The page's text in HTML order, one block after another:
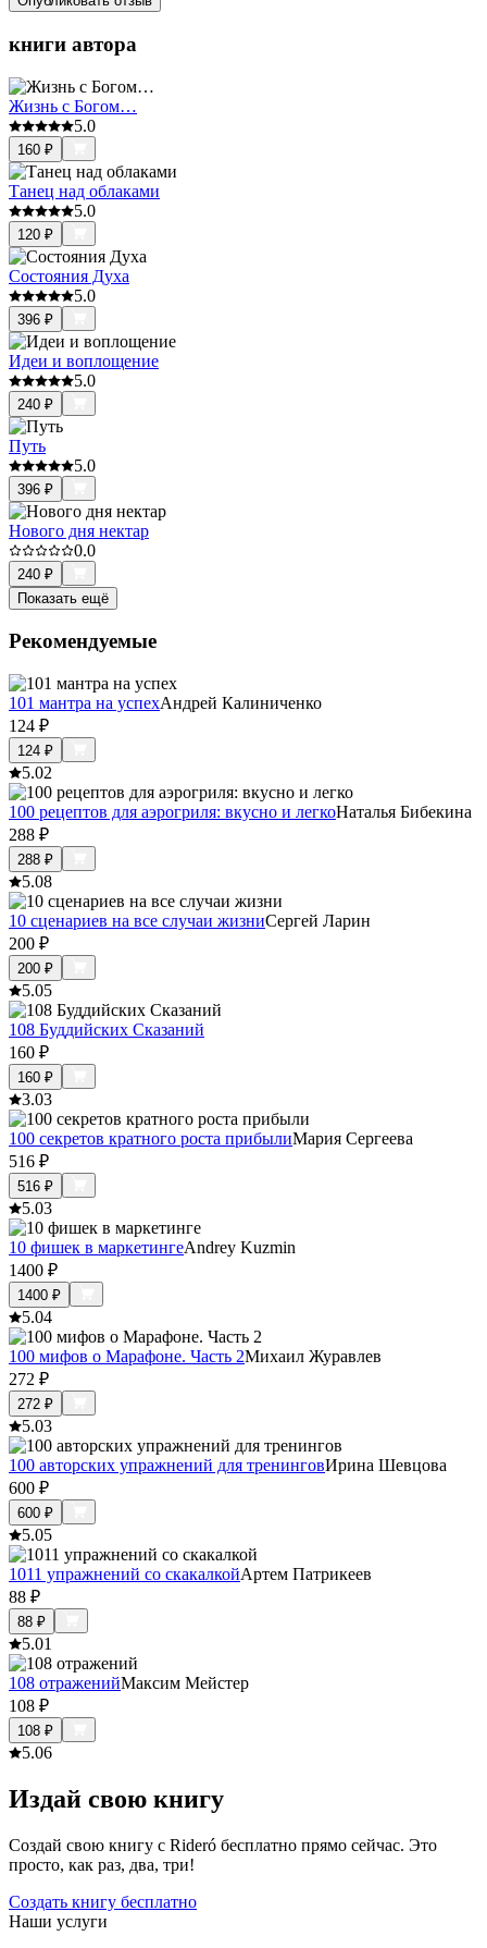
книги автора
Жизнь с Богом…
5.0
160 ₽
Танец над облаками
5.0
120 ₽
Состояния Духа
5.0
396 ₽
Идеи и воплощение
5.0
240 ₽
Путь
5.0
396 ₽
Нового дня нектар
0.0
240 ₽
Показать ещё
Рекомендуемые
101 мантра на успехАндрей Калиниченко
124 ₽
124 ₽
5.02
100 рецептов для аэрогриля: вкусно и легкоНаталья Бибекина
288 ₽
288 ₽
5.08
10 сценариев на все случаи жизниСергей Ларин
200 ₽
200 ₽
5.05
108 Буддийских Сказаний
160 ₽
160 ₽
3.03
100 секретов кратного роста прибылиМария Сергеева
516 ₽
516 ₽
5.03
10 фишек в маркетингеAndrey Kuzmin
1400 ₽
1400 ₽
5.04
100 мифов о Марафоне. Часть 2Михаил Журавлев
272 ₽
272 ₽
5.03
100 авторских упражнений для тренинговИрина Шевцова
600 ₽
600 ₽
5.05
1011 упражнений со скакалкойАртем Патрикеев
88 ₽
88 ₽
5.01
108 отраженийМаксим Мейстер
108 ₽
108 ₽
5.06
Издай свою книгу
Создай свою книгу с Rideró бесплатно прямо сейчас. Это
просто, как раз, два, три!
Создать книгу бесплатно
Наши услуги